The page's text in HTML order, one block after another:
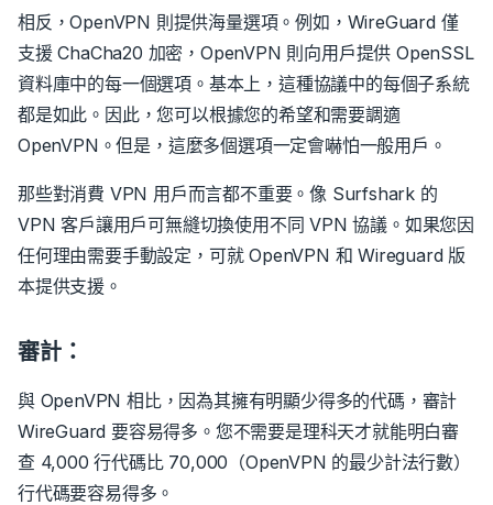
相反，OpenVPN 則提供海量選項。例如，WireGuard 僅
支援 ChaCha20 加密，OpenVPN 則向用戶提供 OpenSSL
資料庫中的每一個選項。基本上，這種協議中的每個子系統
都是如此。因此，您可以根據您的希望和需要調適
OpenVPN。但是，這麼多個選項一定會嚇怕一般用戶。
那些對消費 VPN 用戶而言都不重要。像 Surfshark 的
VPN 客戶讓用戶可無縫切換使用不同 VPN 協議。如果您因
任何理由需要手動設定，可就 OpenVPN 和 Wireguard 版
本提供支援。
審計：
與 OpenVPN 相比，因為其擁有明顯少得多的代碼，審計
WireGuard 要容易得多。您不需要是理科天才就能明白審
查 4,000 行代碼比 70,000（OpenVPN 的最少計法行數）
行代碼要容易得多。